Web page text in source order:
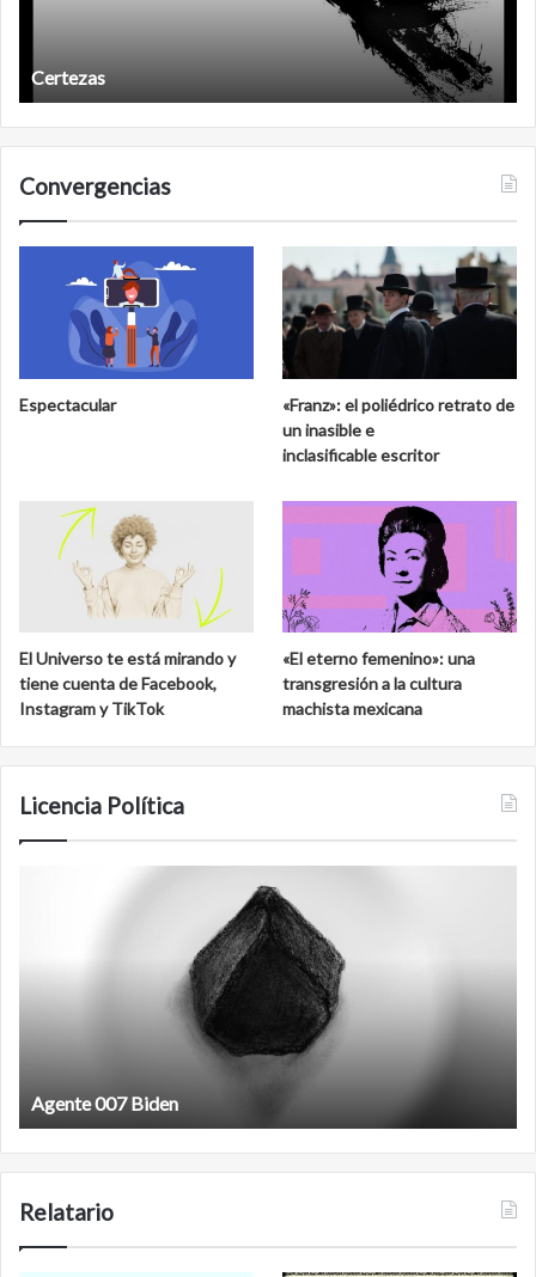
Certezas
Convergencias
Espectacular
«Franz»: el poliédrico retrato de
un inasible e
inclasificable escritor
El Universo te está mirando y
tiene cuenta de Facebook,
Instagram y TikTok
«El eterno femenino»: una
transgresión a la cultura
machista mexicana
Licencia Política
Agente 007 Biden
Relatario